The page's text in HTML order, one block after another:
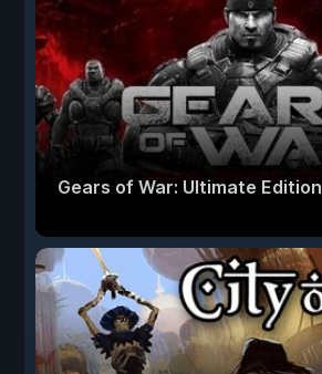
Gears of War: Ultimate Edition